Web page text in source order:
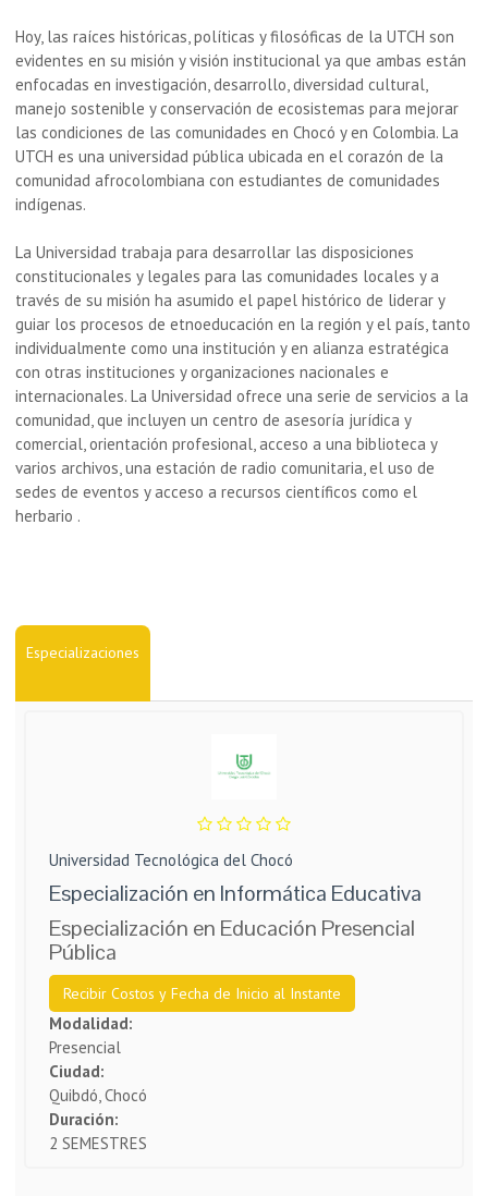
Hoy, las raíces históricas, políticas y filosóficas de la UTCH son
evidentes en su misión y visión institucional ya que ambas están
enfocadas en investigación, desarrollo, diversidad cultural,
manejo sostenible y conservación de ecosistemas para mejorar
las condiciones de las comunidades en Chocó y en Colombia. La
UTCH es una universidad pública ubicada en el corazón de la
comunidad afrocolombiana con estudiantes de comunidades
indígenas.
La Universidad trabaja para desarrollar las disposiciones
constitucionales y legales para las comunidades locales y a
través de su misión ha asumido el papel histórico de liderar y
guiar los procesos de etnoeducación en la región y el país, tanto
individualmente como una institución y en alianza estratégica
con otras instituciones y organizaciones nacionales e
internacionales. La Universidad ofrece una serie de servicios a la
comunidad, que incluyen un centro de asesoría jurídica y
comercial, orientación profesional, acceso a una biblioteca y
varios archivos, una estación de radio comunitaria, el uso de
sedes de eventos y acceso a recursos científicos como el
herbario .
Especializaciones
Universidad Tecnológica del Chocó
Especialización en Informática Educativa
Especialización en Educación Presencial
Pública
Recibir Costos y Fecha de Inicio al Instante
Modalidad:
Presencial
Ciudad:
Quibdó, Chocó
Duración:
2 SEMESTRES